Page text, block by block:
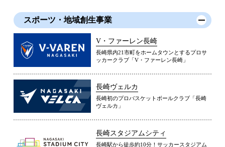
スポーツ・地域創生事業
V・ファーレン長崎
長崎県内21市町をホームタウンとするプロサ
ッカークラブ「V・ファーレン長崎」
長崎ヴェルカ
長崎初のプロバスケットボールクラブ「長崎
ヴェルカ」
長崎スタジアムシティ
長崎駅から徒歩約10分！サッカースタジアム